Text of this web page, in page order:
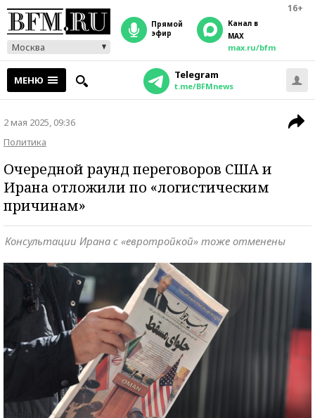
16+
Москва
прямой
эфир
Канал в
MAX
max.ru/bfm
МЕНЮ Telegram
t.me/BFMnews
2 мая 2025, 09:36
Политика
Очередной раунд переговоров США и
Ирана отложили по «логистическим
причинам»
Консультации Ирана с «евротройкой» тоже отменены